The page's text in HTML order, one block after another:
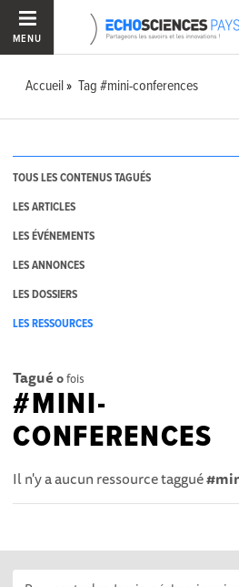
MENU
Accueil Tag #mini-conferences
TOUS LES CONTENUS TAGUÉS
LES ARTICLES
LES ÉVÉNEMENTS
LES ANNONCES
LES DOSSIERS
LES RESSOURCES
Tagué 0fois
#MINI-
CONFERENCES
Il n'y a aucun ressource taggué